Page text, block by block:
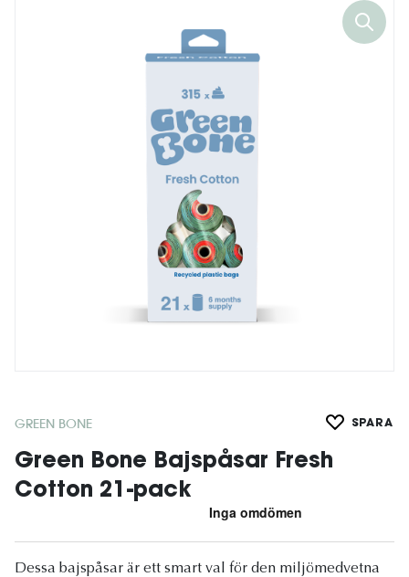
GREEN BONE SPARA
Green Bone Bajspåsar Fresh
Cotton 21-pack
Dessa bajspåsar är ett smart val för den miljömedvetna